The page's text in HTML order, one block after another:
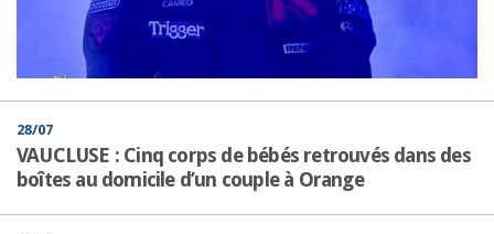
28/07
VAUCLUSE : Cinq corps de bébés retrouvés dans des
boîtes au domicile d’un couple à Orange